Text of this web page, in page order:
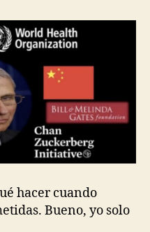
hacer cuando
Bueno, yo solo